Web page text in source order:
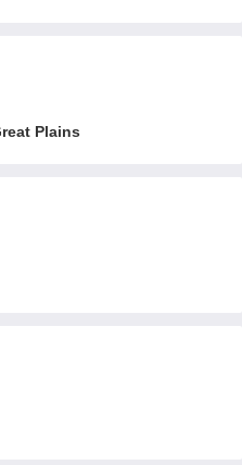
Plains